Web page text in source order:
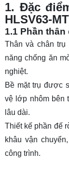
1. Đặc
HLSV63-MT
1.1 Phần thân
Thân và chân
năng chống ăn
nghiệt.
Bề mặt trụ được
vệ lớp nhôm bên
lâu dài.
Thiết kế phần đế
khâu vận
công trình.